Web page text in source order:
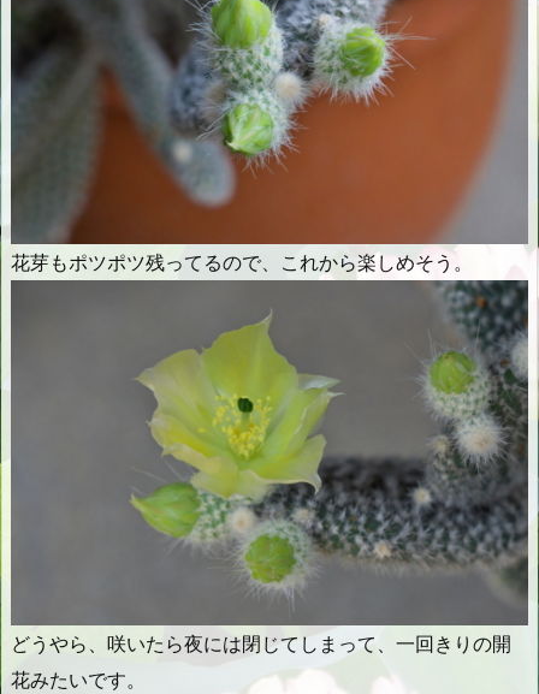
花芽もポツポツ残ってるので、これから楽しめそう。
どうやら、咲いたら夜には閉じてしまって、一回きりの開
花みたいです。